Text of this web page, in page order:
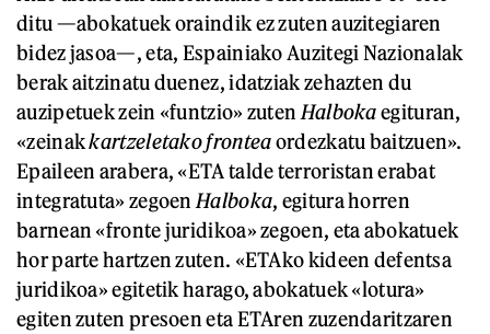
ditu —abokatuek oraindik ez zuten auzitegiaren
bidez jasoa—, eta, Espainiako Auzitegi Nazionalak
berak aitzinatu duenez, idatziak zehazten du
auzipetuek zein «funtzio» zuten Halbokaegituran,
«zeinakkartzeletako fronteaordezkatu baitzuen».
Epaileen arabera, «ETA talde terroristan erabat
integratuta» zegoen Halboka, egitura horren
barnean «fronte juridikoa» zegoen, eta abokatuek
hor parte hartzen zuten. «ETAko kideen defentsa
juridikoa» egitetik harago, abokatuek «lotura»
egiten zuten presoen eta ETAren zuzendaritzaren